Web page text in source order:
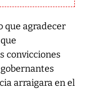
que agradecer
convicciones
arraigara en el